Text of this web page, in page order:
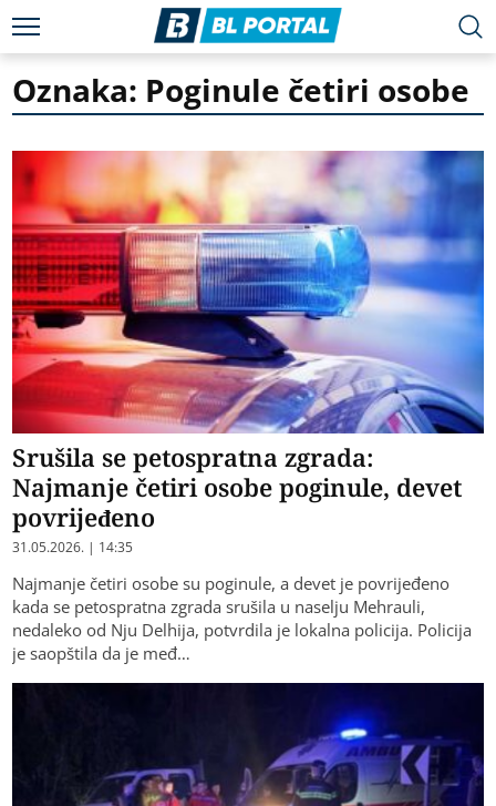
Oznaka: Poginule četiri osobe
Srušila se petospratna zgrada:
Najmanje četiri osobe poginule, devet
povrijeđeno
31.05.2026. | 14:35
Najmanje četiri osobe su poginule, a devet je povrijeđeno
kada se petospratna zgrada srušila u naselju Mehrauli,
nedaleko od Nju Delhija, potvrdila je lokalna policija. Policija
je saopštila da je međ…